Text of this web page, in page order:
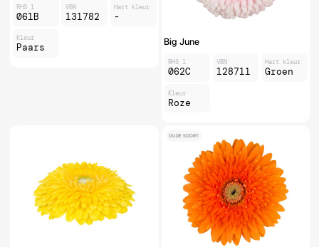
RHS 1
061B
VBN
131782
Hart kleur
-
Kleur
Paars
Big June
RHS 1
062C
VBN
128711
Hart kleur
Groen
Kleur
Roze
OUDE SOORT